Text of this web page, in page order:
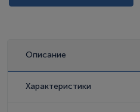
Описание
Характеристики